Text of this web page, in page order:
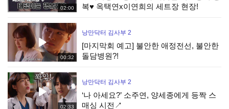
02:00
복♥ 옥택연x이연희의 세트장 현장!
00:32
낭만닥터 김사부 2
[마지막회 예고] 불안한 애정전선, 불안한
돌담병원?!
02:33
낭만닥터 김사부 2
‘나 아세요?’ 소주연, 양세종에게 등짝 스
매싱 시전↗